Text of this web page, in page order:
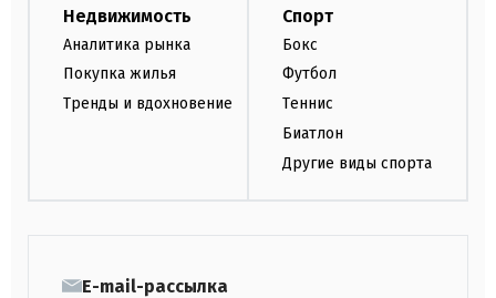
Недвижимость
Аналитика рынка
Покупка жилья
Тренды и вдохновение
Спорт
Бокс
Футбол
Теннис
Биатлон
Другие виды спорта
E-mail-рассылка